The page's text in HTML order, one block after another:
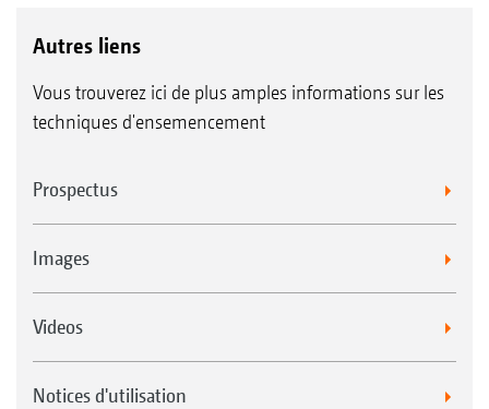
Autres liens
Vous trouverez ici de plus amples informations sur les
techniques d'ensemencement
Prospectus
Images
Videos
Notices d'utilisation